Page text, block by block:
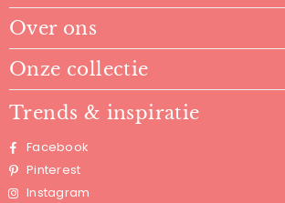
Over ons
Onze collectie
Trends & inspiratie
Facebook
Pinterest
Instagram